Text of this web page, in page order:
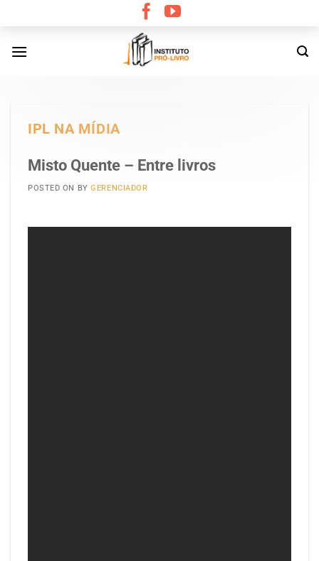
content
IPL NA MÍDIA
Misto Quente – Entre livros
POSTED ON BYGERENCIADOR